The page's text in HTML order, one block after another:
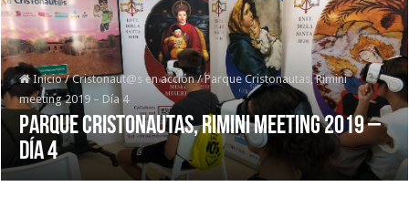
Inicio / Cristonaut@s en acción / Parque Cristonautas, Rimini
meeting 2019 – Día 4
Parque Cristonautas, Rimini meeting 2019 –
Día 4